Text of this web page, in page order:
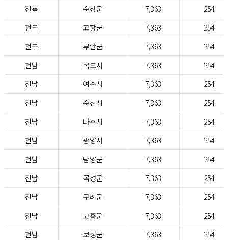
전북
순창군 7,363
254
전북
고창군 7,363
254
전북
부안군 7,363
254
전남
목포시 7,363
254
전남
여수시 7,363
254
전남
순천시 7,363
254
전남
나주시 7,363
254
전남
광양시 7,363
254
전남
담양군 7,363
254
전남
곡성군 7,363
254
전남
구례군 7,363
254
전남
고흥군 7,363
254
전남
보성군 7,363
254